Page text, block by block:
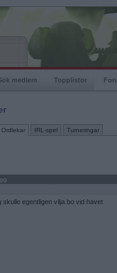
medlem Topplistor
Ordlekar IRL-spel Turneringar
skulle egentligen vilja bo vid havet